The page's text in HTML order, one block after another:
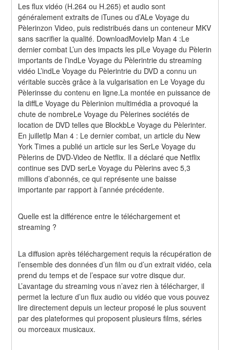
Les flux vidéo (H.264 ou H.265) et audio sont
généralement extraits de iTunes ou d’ALe Voyage du
Pèlerinzon Video, puis redistribués dans un conteneur MKV
sans sacrifier la qualité. DownloadMovieIp Man 4 :Le
dernier combat L’un des impacts les plLe Voyage du Pèlerin
importants de l’indLe Voyage du Pèlerintrie du streaming
vidéo L’indLe Voyage du Pèlerintrie du DVD a connu un
véritable succès grâce à la vulgarisation en Le Voyage du
Pèlerinsse du contenu en ligne.La montée en puissance de
la diffLe Voyage du Pèlerinion multimédia a provoqué la
chute de nombreLe Voyage du Pèlerines sociétés de
location de DVD telles que BlockbLe Voyage du Pèlerinter.
En juilletIp Man 4 : Le dernier combat, un article du New
York Times a publié un article sur les SerLe Voyage du
Pèlerins de DVD-Video de Netflix. Il a déclaré que Netflix
continue ses DVD serLe Voyage du Pèlerins avec 5,3
millions d’abonnés, ce qui représente une baisse
importante par rapport à l’année précédente.
Quelle est la différence entre le téléchargement et
streaming ?
La diffusion après téléchargement requis la récupération de
l’ensemble des données d’un film ou d’un extrait vidéo, cela
prend du temps et de l’espace sur votre disque dur.
L’avantage du streaming vous n’avez rien à télécharger, il
permet la lecture d’un flux audio ou vidéo que vous pouvez
lire directement depuis un lecteur proposé le plus souvent
par des plateformes qui proposent plusieurs films, séries
ou morceaux musicaux.